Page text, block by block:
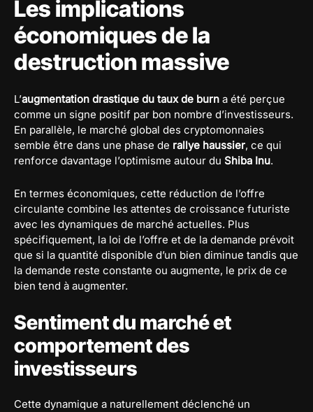
Les implications
économiques de la
destruction massive
L’augmentation drastique du taux de burn a été perçue
comme un signe positif par bon nombre d’investisseurs.
En parallèle, le marché global des cryptomonnaies
semble être dans une phase de rallye haussier, ce qui
renforce davantage l’optimisme autour du Shiba Inu.
En termes économiques, cette réduction de l’offre
circulante combine les attentes de croissance futuriste
avec les dynamiques de marché actuelles. Plus
spécifiquement, la loi de l’offre et de la demande prévoit
que si la quantité disponible d’un bien diminue tandis que
la demande reste constante ou augmente, le prix de ce
bien tend à augmenter.
Sentiment du marché et
comportement des
investisseurs
Cette dynamique a naturellement déclenché un